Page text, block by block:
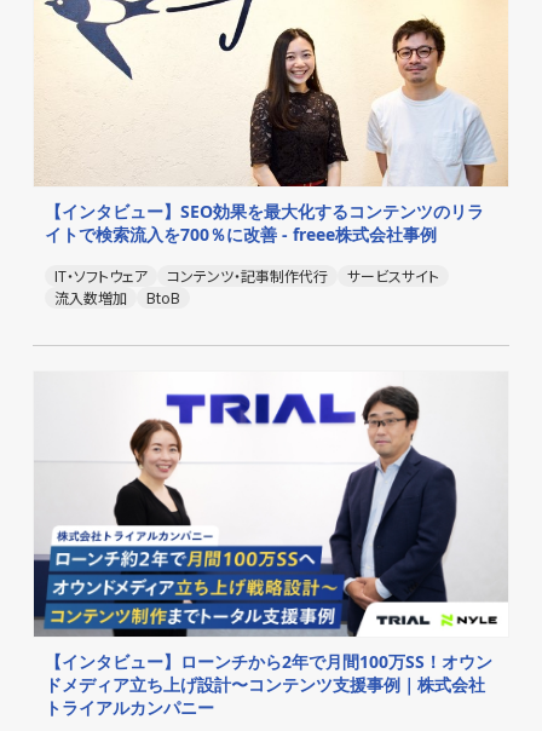
【インタビュー】SEO効果を最大化するコンテンツのリラ
イトで検索流入を700％に改善 - freee株式会社事例
IT・ソフトウェア コンテンツ・記事制作代行
サービスサイト
流入数増加
BtoB
【インタビュー】ローンチから2年で月間100万SS！オウン
ドメディア立ち上げ設計〜コンテンツ支援事例｜株式会社
トライアルカンパニー